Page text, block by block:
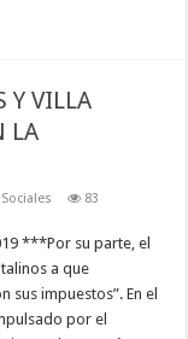
Y VILLA
LA
Sociales 83
***Por su parte, el
a que
sus impuestos”. En el
por el